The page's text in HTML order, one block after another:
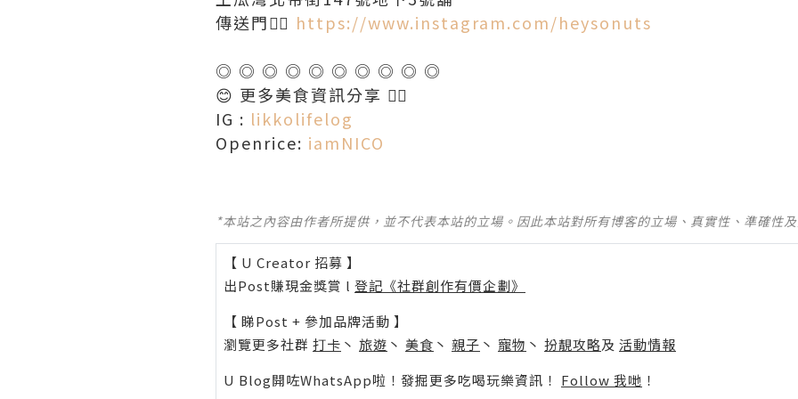
傳送門👉🏻 https://www.instagram.com/heysonuts
◎ ◎ ◎ ◎ ◎ ◎ ◎ ◎ ◎ ◎
😊 更多美食資訊分享 👇🏻
IG : likkolifelog
Openrice: iamNICO
*本站之內容由作者所提供，並不代表本站的立場。因此本站對所有博客的立場、真實性、準確性
【 U Creator 招募 】
出Post賺現金獎賞 l 登記《社群創作有價企劃》
【 睇Post + 參加品牌活動 】
瀏覽更多社群 打卡 丶 旅遊 丶 美食 丶 親子 丶 寵物 丶 扮靚攻略及 活動情報
U Blog開咗WhatsApp啦！發掘更多吃喝玩樂資訊！ Follow 我哋 ！